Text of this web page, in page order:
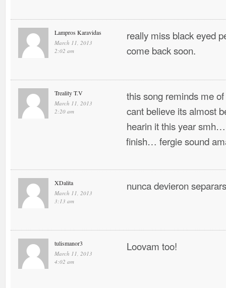
Lampros Karavidas
March 11, 2013
2:02 am
really miss black eyed
come back soon.
Treality T.V
March 11, 2013
2:20 am
this song reminds me
cant believe its almost
hearin it this year
finish… fergie sound
XDalita
March 11, 2013
3:13 am
nunca devieron
tulismanor3
March 11, 2013
4:02 am
Loovam too!